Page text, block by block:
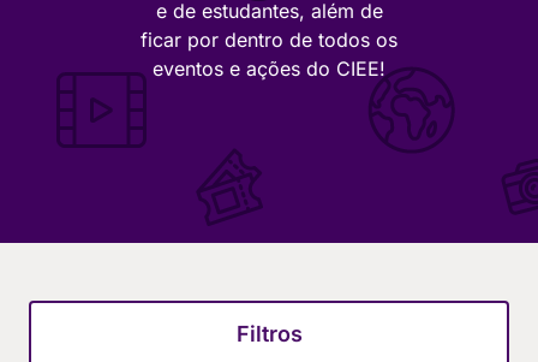
e de estudantes, além de
ficar por dentro de todos os
eventos e ações do CIEE!
Filtros